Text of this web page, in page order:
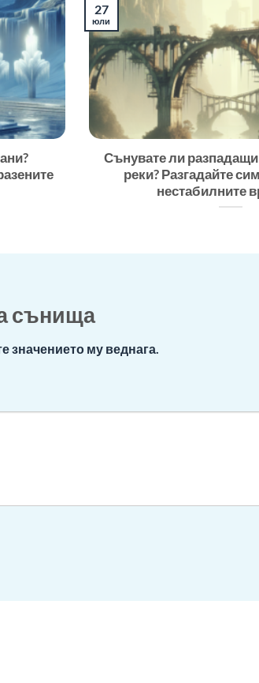
Сънувате ли
реки? Разгадайте
нестабилните
27
юли
сънища
значението му веднага.